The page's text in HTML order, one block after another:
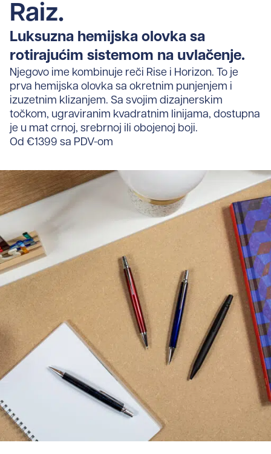
Raiz.
Luksuzna hemijska olovka sa
rotirajućim sistemom na uvlačenje.
Njegovo ime kombinuje reči Rise i Horizon. To je
prva hemijska olovka sa okretnim punjenjem i
izuzetnim klizanjem. Sa svojim dizajnerskim
točkom, ugraviranim kvadratnim linijama, dostupna
je u mat crnoj, srebrnoj ili obojenoj boji.
Od €1399 sa PDV-om